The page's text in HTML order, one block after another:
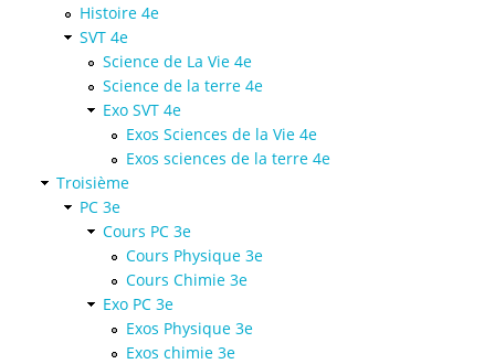
Histoire 4e
SVT 4e
Science de La Vie 4e
Science de la terre 4e
Exo SVT 4e
Exos Sciences de la Vie 4e
Exos sciences de la terre 4e
Troisième
PC 3e
Cours PC 3e
Cours Physique 3e
Cours Chimie 3e
Exo PC 3e
Exos Physique 3e
Exos chimie 3e